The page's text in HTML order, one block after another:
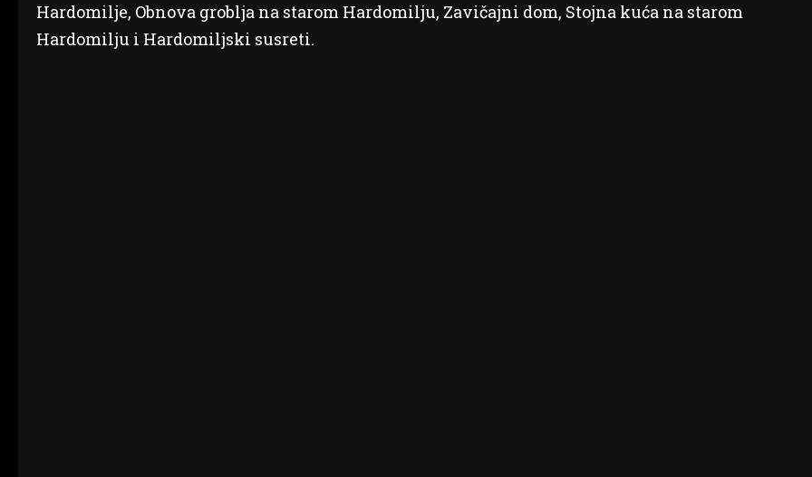
Hardomilje, Obnova groblja na starom Hardomilju, Zavičajni dom, Stojna kuća na starom
Hardomilju i Hardomiljski susreti.